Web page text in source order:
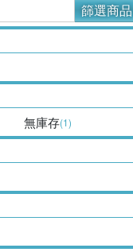
篩選商品
無庫存(1)